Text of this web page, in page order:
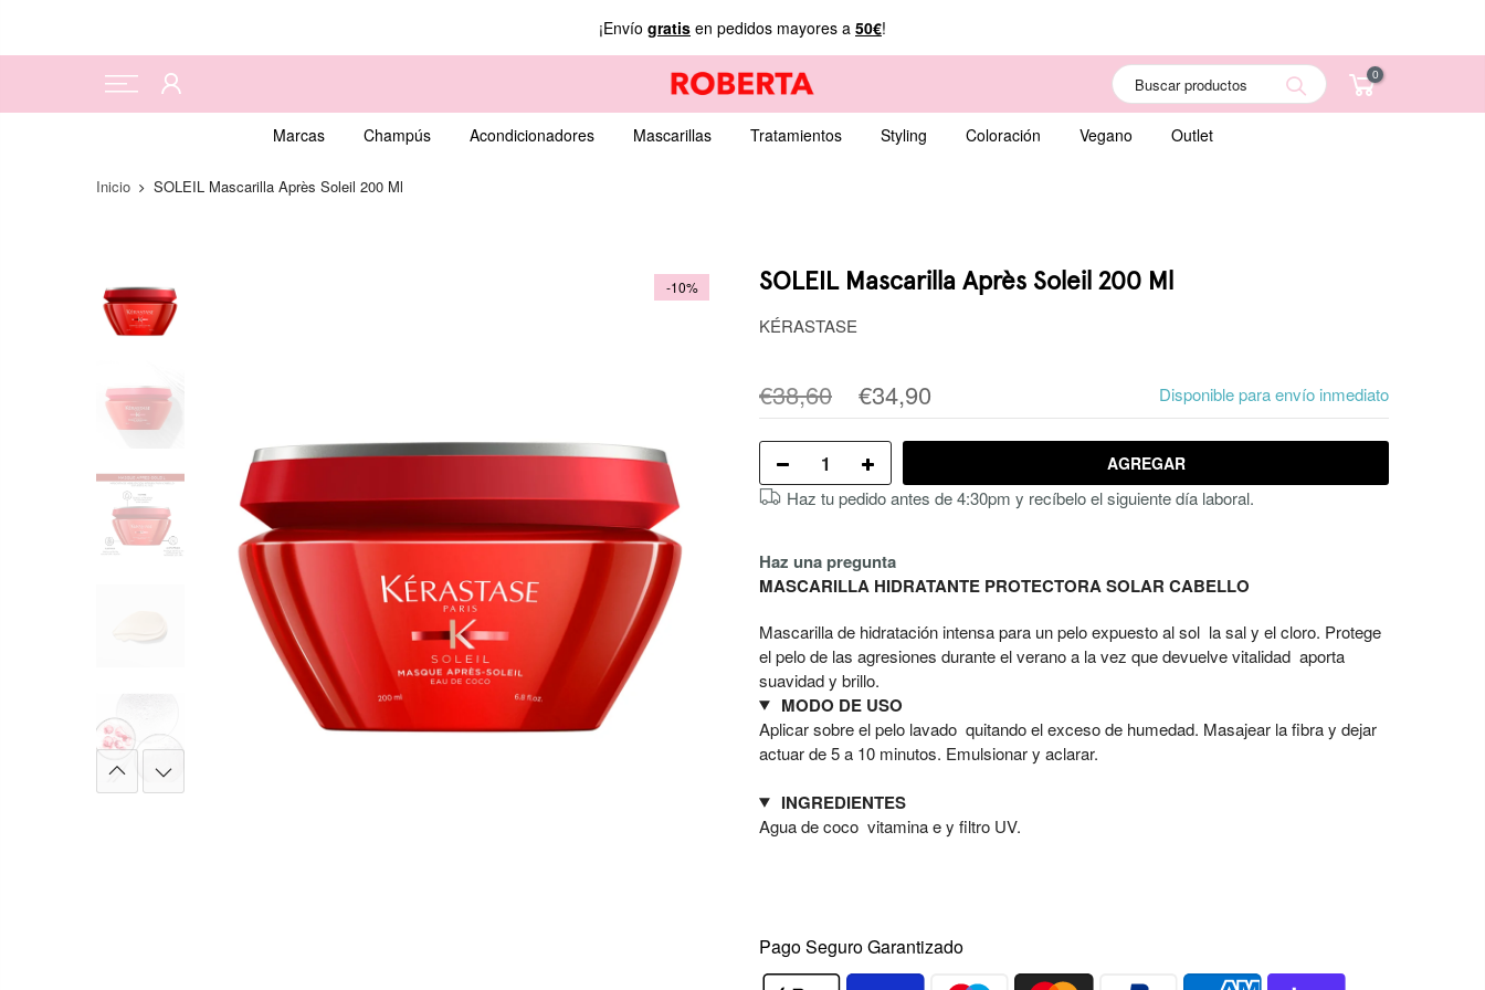
¡Envío gratis en pedidos mayores a 50€!
Search0
Marcas Champús Acondicionadores Mascarillas Tratamientos Styling Coloración Vegano Outlet
Inicio SOLEIL Mascarilla Après Soleil 200 Ml
-10% SOLEIL Mascarilla Après Soleil 200 Ml
KÉRASTASE
€38,60 €34,90 Disponible para envío inmediato
AGREGAR
Haz tu pedido antes de 4:30pm y recíbelo el siguiente día laboral.
Haz una pregunta
MASCARILLA HIDRATANTE PROTECTORA SOLAR CABELLO
Mascarilla de hidratación intensa para un pelo expuesto al sol la sal y el cloro. Protege
el pelo de las agresiones durante el verano a la vez que devuelve vitalidad aporta
suavidad y brillo.
MODO DE USO
Aplicar sobre el pelo lavado quitando el exceso de humedad. Masajear la fibra y dejar
actuar de 5 a 10 minutos. Emulsionar y aclarar.
INGREDIENTES
Agua de coco vitamina e y filtro UV.
Pago Seguro Garantizado